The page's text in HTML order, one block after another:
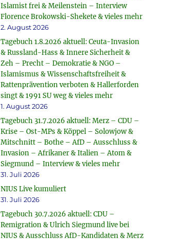
Islamist frei & Meilenstein – Interview
Florence Brokowski-Shekete & vieles mehr
2. August 2026
Tagebuch 1.8.2026 aktuell: Ceuta-Invasion
& Russland-Hass & Innere Sicherheit &
Zeh – Precht – Demokratie & NGO –
Islamismus & Wissenschaftsfreiheit &
Rattenprävention verboten & Hallerforden
singt & 1991 SU weg & vieles mehr
1. August 2026
Tagebuch 31.7.2026 aktuell: Merz – CDU –
Krise – Ost-MPs & Köppel – Solowjow &
Mitschnitt – Bothe – AfD – Ausschluss &
Invasion – Afrikaner & Italien – Atom &
Siegmund – Interview & vieles mehr
31. Juli 2026
NIUS Live kumuliert
31. Juli 2026
Tagebuch 30.7.2026 aktuell: CDU –
Remigration & Ulrich Siegmund live bei
NIUS & Ausschluss AfD-Kandidaten & Merz